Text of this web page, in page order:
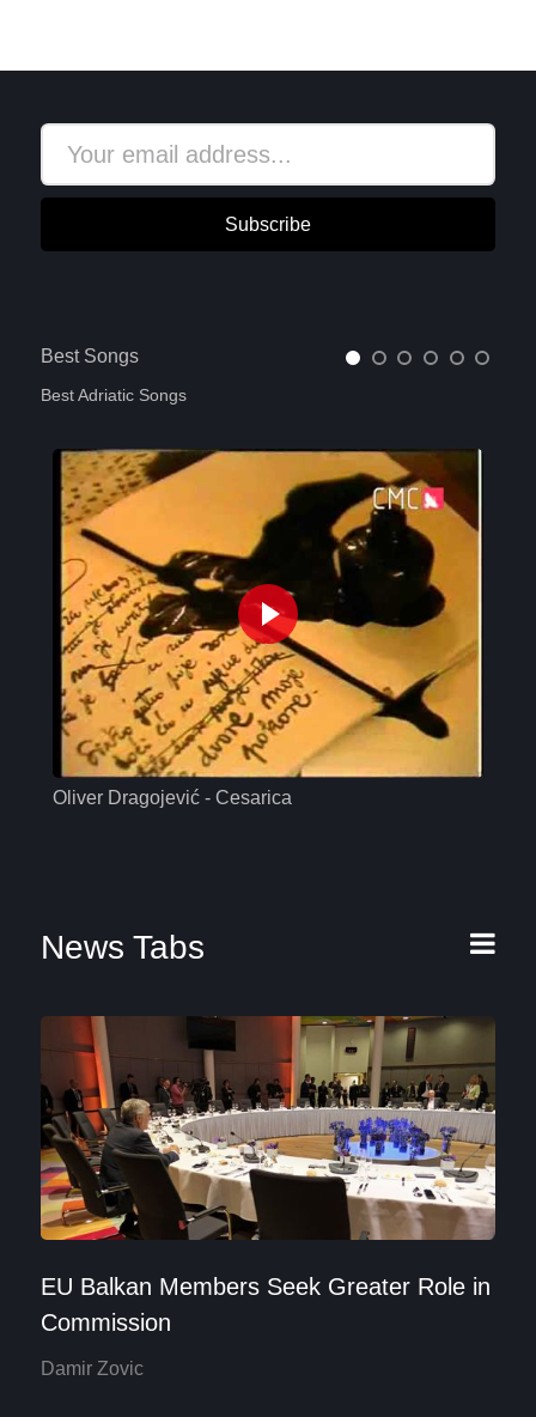
Subscribe
Best Songs
Best Adriatic Songs
Oliver Dragojević - Cesarica
News Tabs
EU Balkan Members Seek Greater Role in
Commission
Damir Zovic